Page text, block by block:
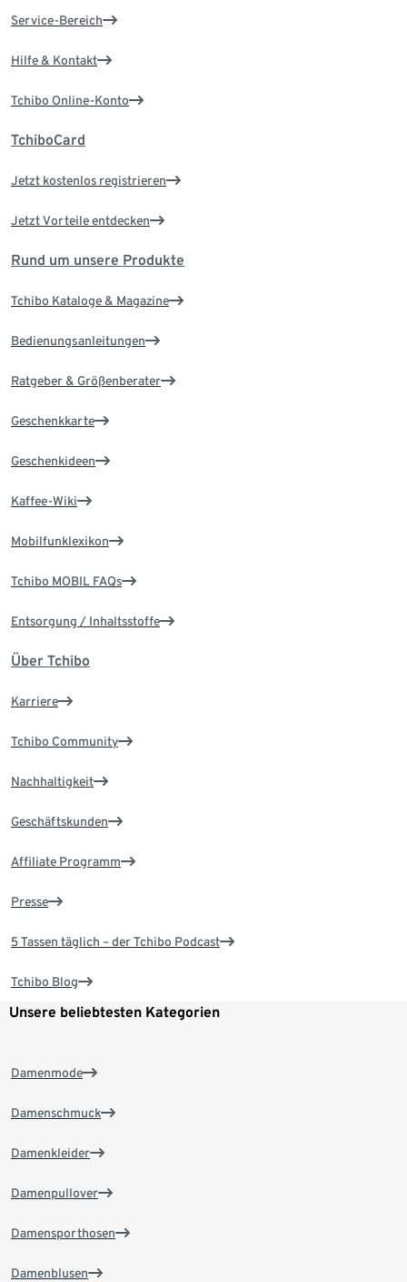
Service-Bereich
Hilfe & Kontakt
Tchibo Online-Konto
TchiboCard
Jetzt kostenlos registrieren
Jetzt Vorteile entdecken
Rund um unsere Produkte
Tchibo Kataloge & Magazine
Bedienungsanleitungen
Ratgeber & Größenberater
Geschenkkarte
Geschenkideen
Kaffee-Wiki
Mobilfunklexikon
Tchibo MOBIL FAQs
Entsorgung / Inhaltsstoffe
Über Tchibo
Karriere
Tchibo Community
Nachhaltigkeit
Geschäftskunden
Affiliate Programm
Presse
5 Tassen täglich – der Tchibo Podcast
Tchibo Blog
Unsere beliebtesten Kategorien
Damenmode
Damenschmuck
Damenkleider
Damenpullover
Damensporthosen
Damenblusen